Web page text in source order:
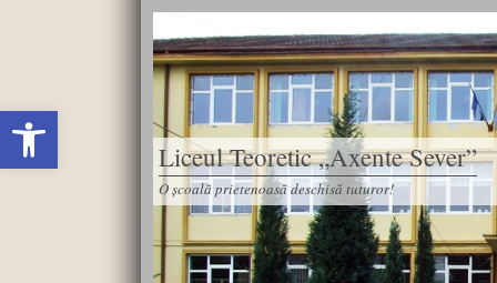
Deschide bara de unelte
Liceul Teoretic „Axente Sever”
O școală prietenoasă deschisă tuturor!